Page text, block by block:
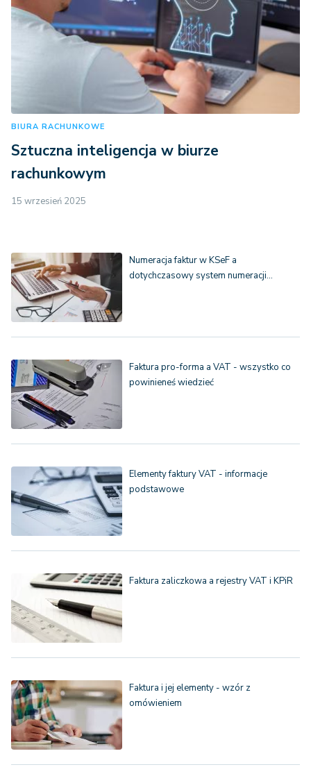
BIURA RACHUNKOWE
Sztuczna inteligencja w biurze
rachunkowym
15 wrzesień 2025
Numeracja faktur w KSeF a
dotychczasowy system numeracji…
Faktura pro-forma a VAT - wszystko co
powinieneś wiedzieć
Elementy faktury VAT - informacje
podstawowe
Faktura zaliczkowa a rejestry VAT i KPiR
Faktura i jej elementy - wzór z
omówieniem